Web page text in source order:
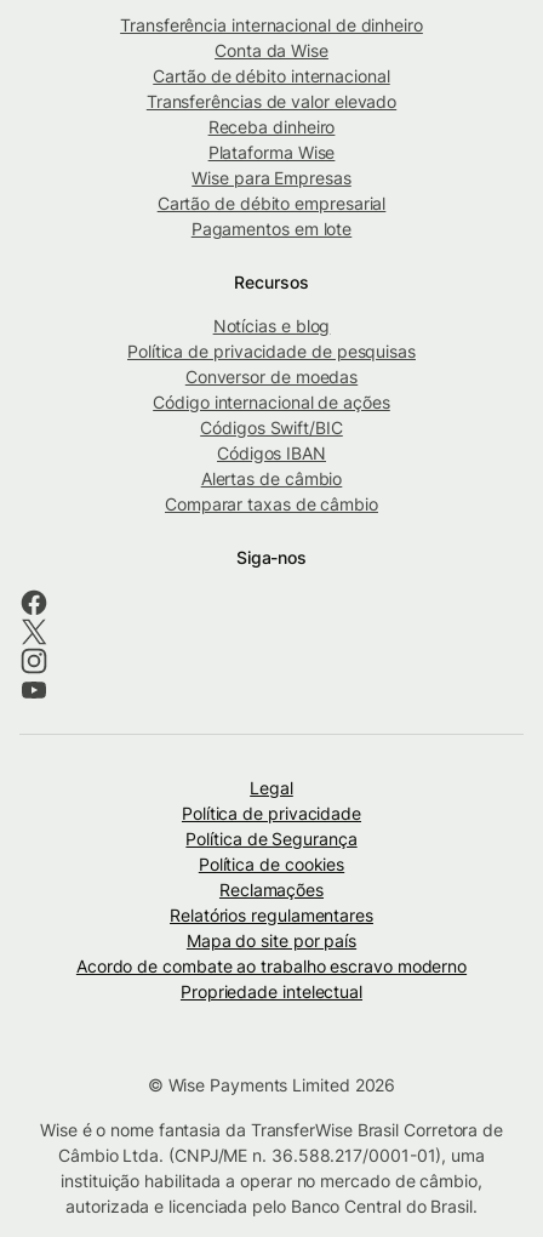
Transferência internacional de dinheiro
Conta da Wise
Cartão de débito internacional
Transferências de valor elevado
Receba dinheiro
Plataforma Wise
Wise para Empresas
Cartão de débito empresarial
Pagamentos em lote
Recursos
Notícias e blog
Política de privacidade de pesquisas
Conversor de moedas
Código internacional de ações
Códigos Swift/BIC
Códigos IBAN
Alertas de câmbio
Comparar taxas de câmbio
Siga-nos
Legal
Política de privacidade
Política de Segurança
Política de cookies
Reclamações
Relatórios regulamentares
Mapa do site por país
Acordo de combate ao trabalho escravo moderno
Propriedade intelectual
© Wise Payments Limited 2026
Wise é o nome fantasia da TransferWise Brasil Corretora de
Câmbio Ltda. (CNPJ/ME n. 36.588.217/0001-01), uma
instituição habilitada a operar no mercado de câmbio,
autorizada e licenciada pelo Banco Central do Brasil.